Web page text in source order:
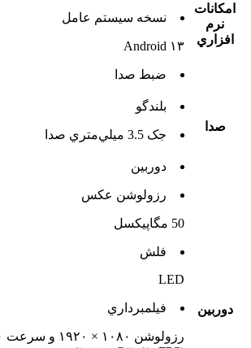
امکانات
نرم
افزاري
نسخه سيستم عامل
Android ۱۳
ضبط صدا
صدا
بلندگو
جک 3.5 ميلي‌متري صدا
دوربين
دوربين
رزولوشن عکس
50 مگاپیکسل
فلش
LED
فيلمبرداري